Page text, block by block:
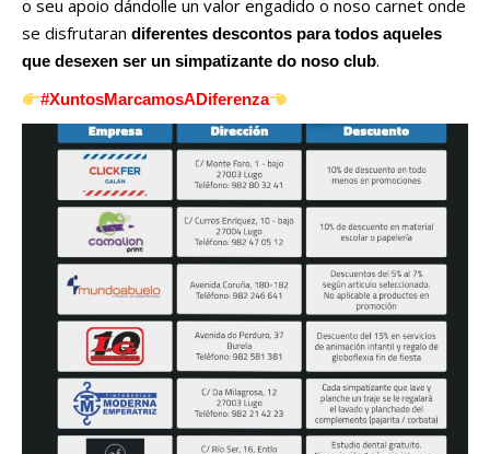
o seu apoio dándolle un valor engadido o noso carnet onde
se disfrutaran diferentes descontos para todos aqueles
que desexen ser un simpatizante do noso club.
#XuntosMarcamosADiferenza